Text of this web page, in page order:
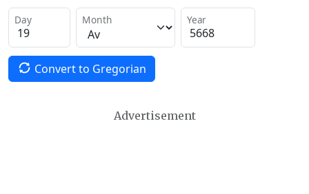
Day Month Year
Convert to Gregorian
Advertisement